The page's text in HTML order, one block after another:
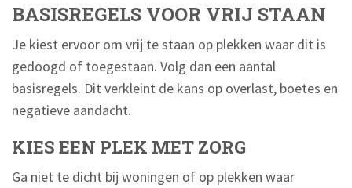
BASISREGELS VOOR VRIJ STAAN
Je kiest ervoor om vrij te staan op plekken waar dit is
gedoogd of toegestaan. Volg dan een aantal
basisregels. Dit verkleint de kans op overlast, boetes en
negatieve aandacht.
KIES EEN PLEK MET ZORG
Ga niet te dicht bij woningen of op plekken waar